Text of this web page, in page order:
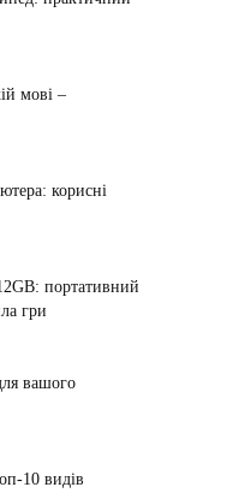
мові –
корисні
портативний
гри
вашого
10 видів